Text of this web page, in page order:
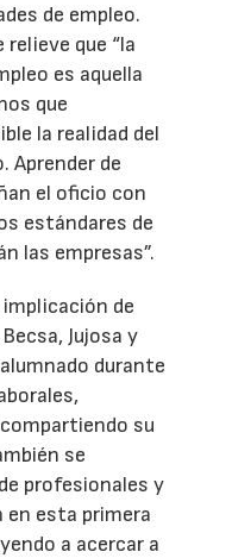
de empleo.
que “la
es aquella
que
la realidad del
Aprender de
el oficio con
estándares de
las empresas”.
de
Jujosa y
durante
su
se
profesionales y
en esta primera
a acercar a